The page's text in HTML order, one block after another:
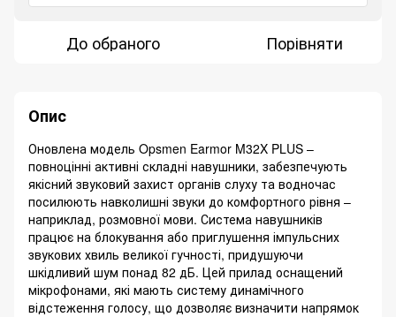
До обраного Порівняти
Опис
Оновлена ​​модель Opsmen Earmor M32X PLUS –
повноцінні активні складні навушники, забезпечують
якісний звуковий захист органів слуху та водночас
посилюють навколишні звуки до комфортного рівня –
наприклад, розмовної мови. Система навушників
працює на блокування або приглушення імпульсних
звукових хвиль великої гучності, придушуючи
шкідливий шум понад 82 дБ. Цей прилад оснащений
мікрофонами, які мають систему динамічного
відстеження голосу, що дозволяє визначити напрямок